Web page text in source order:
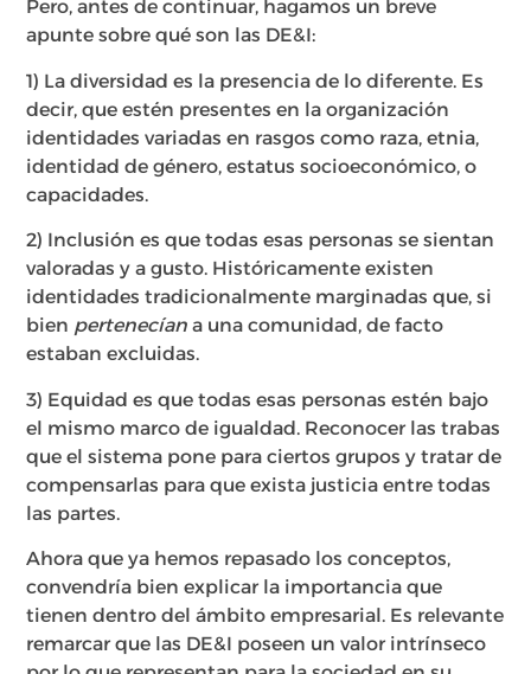
Pero, antes de continuar, hagamos un breve
apunte sobre qué son las DE&I:
1) La diversidad es la presencia de lo diferente. Es
decir, que estén presentes en la organización
identidades variadas en rasgos como raza, etnia,
identidad de género, estatus socioeconómico, o
capacidades.
2) Inclusión es que todas esas personas se sientan
valoradas y a gusto. Históricamente existen
identidades tradicionalmente marginadas que, si
bien pertenecían a una comunidad, de facto
estaban excluidas.
3) Equidad es que todas esas personas estén bajo
el mismo marco de igualdad. Reconocer las trabas
que el sistema pone para ciertos grupos y tratar de
compensarlas para que exista justicia entre todas
las partes.
Ahora que ya hemos repasado los conceptos,
convendría bien explicar la importancia que
tienen dentro del ámbito empresarial. Es relevante
remarcar que las DE&I poseen un valor intrínseco